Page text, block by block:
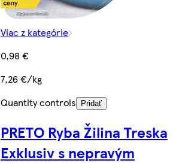
Viac z kategórie
0,98 €
7,26 €/kg
Quantity controls
Pridať
PRETO Ryba Žilina Treska
Exklusiv s nepravým